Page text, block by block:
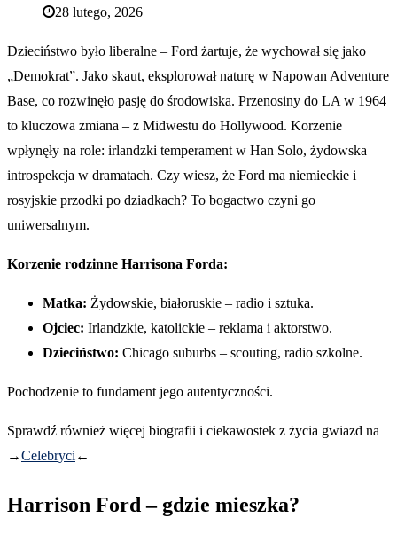
28 lutego, 2026
Dzieciństwo było liberalne – Ford żartuje, że wychował się jako
„Demokrat”. Jako skaut, eksplorował naturę w Napowan Adventure
Base, co rozwinęło pasję do środowiska. Przenosiny do LA w 1964
to kluczowa zmiana – z Midwestu do Hollywood. Korzenie
wpłynęły na role: irlandzki temperament w Han Solo, żydowska
introspekcja w dramatach. Czy wiesz, że Ford ma niemieckie i
rosyjskie przodki po dziadkach? To bogactwo czyni go
uniwersalnym.
Korzenie rodzinne Harrisona Forda:
Matka: Żydowskie, białoruskie – radio i sztuka.
Ojciec: Irlandzkie, katolickie – reklama i aktorstwo.
Dzieciństwo: Chicago suburbs – scouting, radio szkolne.
Pochodzenie to fundament jego autentyczności.
Sprawdź również więcej biografii i ciekawostek z życia gwiazd na
→Celebryci ←
Harrison Ford – gdzie mieszka?